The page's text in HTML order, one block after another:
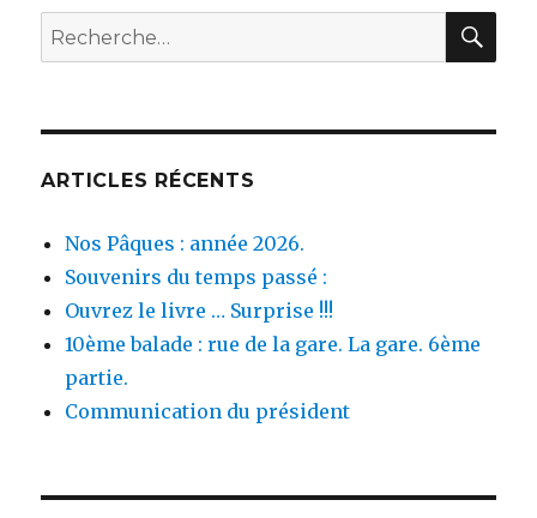
Recherche
pour :
ARTICLES RÉCENTS
Nos Pâques : année 2026.
Souvenirs du temps passé :
Ouvrez le livre … Surprise !!!
10ème balade : rue de la gare. La gare. 6ème
partie.
Communication du président